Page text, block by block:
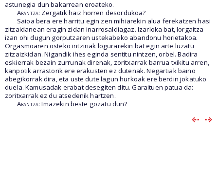
astunegia dun bakarrean eroateko.
Arantza: Zergatik haiz horren desordukoa?
Saioa bera ere harritu egin zen mihiarekin alua ferekatzen hasi
zitzaidanean eragin zidan inarrosaldiagaz. Izarloka bat, lorgaitza
izan ohi dugun gorputzaren ustekabeko abandonu horietakoa.
Orgasmoaren osteko intziriak logurarekin bat egin arte luzatu
zitzaizkidan. Nigandik ihes eginda sentitu nintzen, orbel. Badira
eskierrak bezain zurrunak direnak, zoritxarrak barrua txikitu arren,
kanpotik arrastorik ere erakusten ez dutenak. Negartiak baino
abegikorrak dira, eta uste dute lagun hurkoak ere berdin jokatuko
duela. Kamusadak erabat desegiten ditu. Garaituen patua da:
zoritxarrak ez du atsedenik hartzen.
Arantza: Imazekin beste gozatu dun?